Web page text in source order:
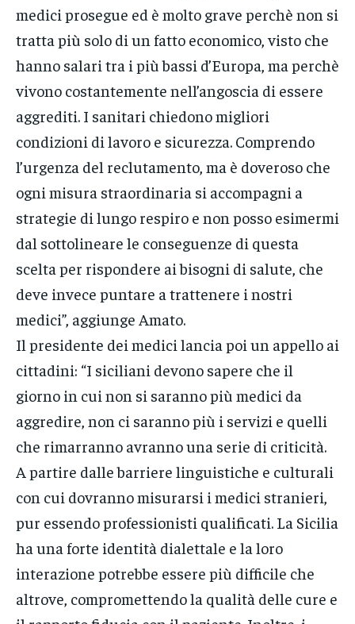
medici prosegue ed è molto grave perchè non si
tratta più solo di un fatto economico, visto che
hanno salari tra i più bassi d’Europa, ma perchè
vivono costantemente nell’angoscia di essere
aggrediti. I sanitari chiedono migliori
condizioni di lavoro e sicurezza. Comprendo
l’urgenza del reclutamento, ma è doveroso che
ogni misura straordinaria si accompagni a
strategie di lungo respiro e non posso esimermi
dal sottolineare le conseguenze di questa
scelta per rispondere ai bisogni di salute, che
deve invece puntare a trattenere i nostri
medici”, aggiunge Amato.
Il presidente dei medici lancia poi un appello ai
cittadini: “I siciliani devono sapere che il
giorno in cui non si saranno più medici da
aggredire, non ci saranno più i servizi e quelli
che rimarranno avranno una serie di criticità.
A partire dalle barriere linguistiche e culturali
con cui dovranno misurarsi i medici stranieri,
pur essendo professionisti qualificati. La Sicilia
ha una forte identità dialettale e la loro
interazione potrebbe essere più difficile che
altrove, compromettendo la qualità delle cure e